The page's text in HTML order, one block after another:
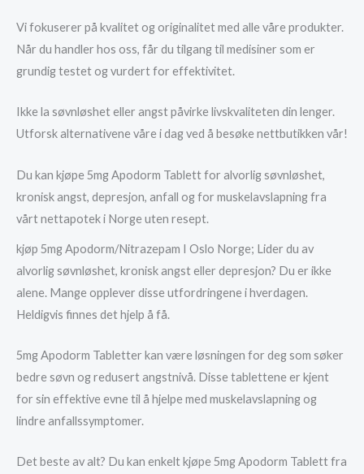
Vi fokuserer på kvalitet og originalitet med alle våre produkter.
Når du handler hos oss, får du tilgang til medisiner som er
grundig testet og vurdert for effektivitet.
Ikke la søvnløshet eller angst påvirke livskvaliteten din lenger.
Utforsk alternativene våre i dag ved å besøke nettbutikken vår!
Du kan kjøpe 5mg Apodorm Tablett for alvorlig søvnløshet,
kronisk angst, depresjon, anfall og for muskelavslapning fra
vårt nettapotek i Norge uten resept.
kjøp 5mg Apodorm/Nitrazepam I Oslo Norge; Lider du av
alvorlig søvnløshet, kronisk angst eller depresjon? Du er ikke
alene. Mange opplever disse utfordringene i hverdagen.
Heldigvis finnes det hjelp å få.
5mg Apodorm Tabletter kan være løsningen for deg som søker
bedre søvn og redusert angstnivå. Disse tablettene er kjent
for sin effektive evne til å hjelpe med muskelavslapning og
lindre anfallssymptomer.
Det beste av alt? Du kan enkelt kjøpe 5mg Apodorm Tablett fra